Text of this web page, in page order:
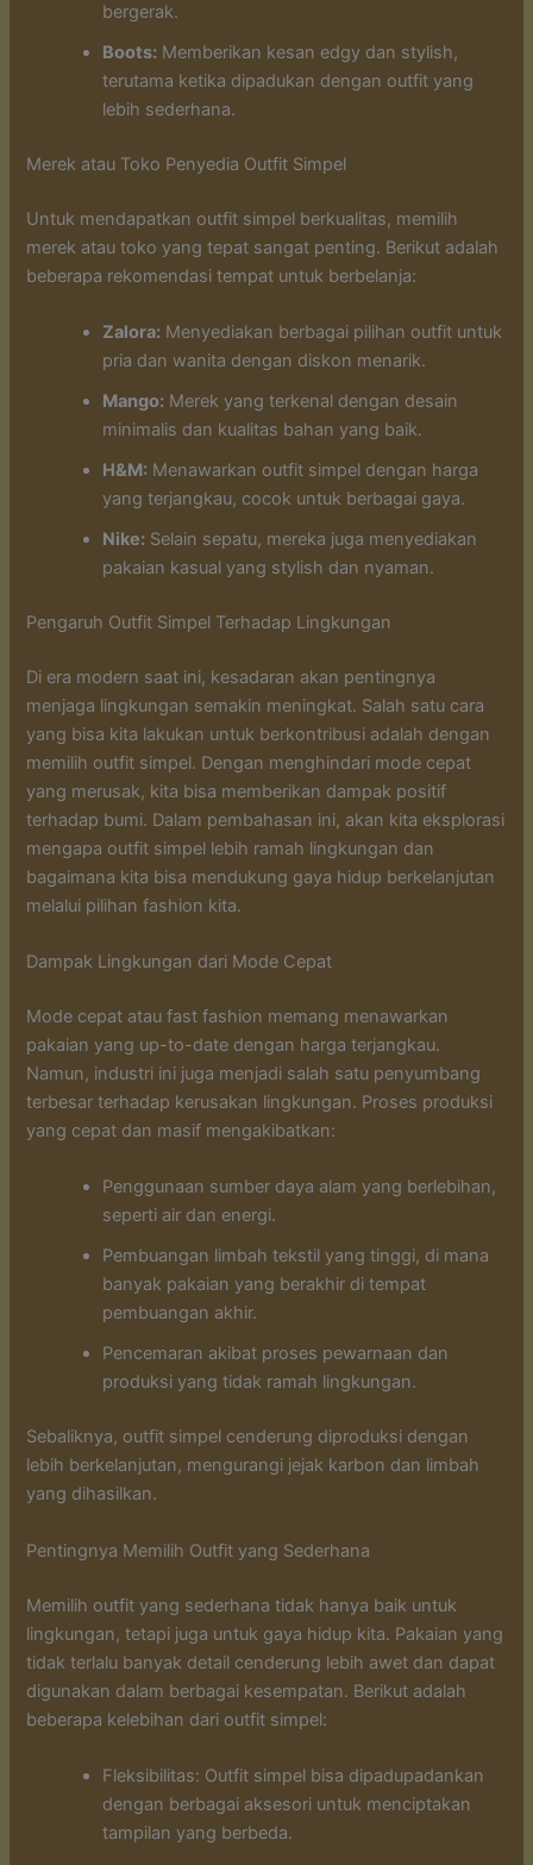
bergerak.
Boots: Memberikan kesan edgy dan stylish,
terutama ketika dipadukan dengan outfit yang
lebih sederhana.
Merek atau Toko Penyedia Outfit Simpel
Untuk mendapatkan outfit simpel berkualitas, memilih
merek atau toko yang tepat sangat penting. Berikut adalah
beberapa rekomendasi tempat untuk berbelanja:
Zalora: Menyediakan berbagai pilihan outfit untuk
pria dan wanita dengan diskon menarik.
Mango: Merek yang terkenal dengan desain
minimalis dan kualitas bahan yang baik.
H&M: Menawarkan outfit simpel dengan harga
yang terjangkau, cocok untuk berbagai gaya.
Nike: Selain sepatu, mereka juga menyediakan
pakaian kasual yang stylish dan nyaman.
Pengaruh Outfit Simpel Terhadap Lingkungan
Di era modern saat ini, kesadaran akan pentingnya
menjaga lingkungan semakin meningkat. Salah satu cara
yang bisa kita lakukan untuk berkontribusi adalah dengan
memilih outfit simpel. Dengan menghindari mode cepat
yang merusak, kita bisa memberikan dampak positif
terhadap bumi. Dalam pembahasan ini, akan kita eksplorasi
mengapa outfit simpel lebih ramah lingkungan dan
bagaimana kita bisa mendukung gaya hidup berkelanjutan
melalui pilihan fashion kita.
Dampak Lingkungan dari Mode Cepat
Mode cepat atau fast fashion memang menawarkan
pakaian yang up-to-date dengan harga terjangkau.
Namun, industri ini juga menjadi salah satu penyumbang
terbesar terhadap kerusakan lingkungan. Proses produksi
yang cepat dan masif mengakibatkan:
Penggunaan sumber daya alam yang berlebihan,
seperti air dan energi.
Pembuangan limbah tekstil yang tinggi, di mana
banyak pakaian yang berakhir di tempat
pembuangan akhir.
Pencemaran akibat proses pewarnaan dan
produksi yang tidak ramah lingkungan.
Sebaliknya, outfit simpel cenderung diproduksi dengan
lebih berkelanjutan, mengurangi jejak karbon dan limbah
yang dihasilkan.
Pentingnya Memilih Outfit yang Sederhana
Memilih outfit yang sederhana tidak hanya baik untuk
lingkungan, tetapi juga untuk gaya hidup kita. Pakaian yang
tidak terlalu banyak detail cenderung lebih awet dan dapat
digunakan dalam berbagai kesempatan. Berikut adalah
beberapa kelebihan dari outfit simpel:
Fleksibilitas: Outfit simpel bisa dipadupadankan
dengan berbagai aksesori untuk menciptakan
tampilan yang berbeda.